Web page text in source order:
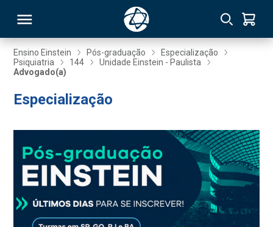
Ensino Einstein Pós-graduação
Especialização
Psiquiatria
144
Unidade Einstein - Paulista
Advogado(a)
Especialização